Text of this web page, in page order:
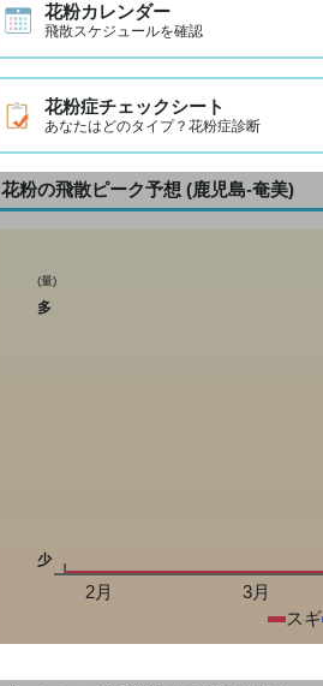
花粉カレンダー
飛散スケジュールを確認
花粉症チェックシート
あなたはどのタイプ？花粉症診断
花粉の飛散ピーク予想 (鹿児島-奄美)
(量)
多
少
2月 3月
スギ